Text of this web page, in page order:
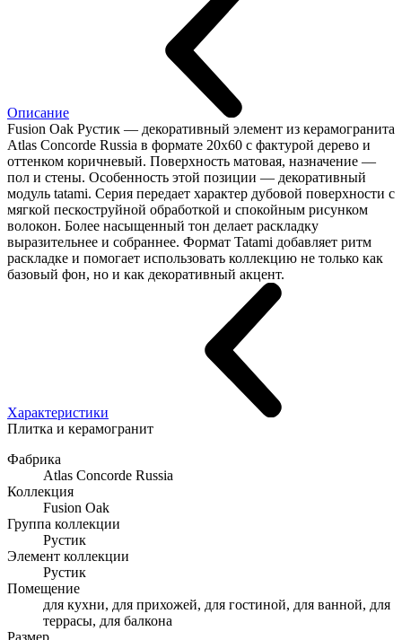
Описание
Fusion Oak Рустик — декоративный элемент из керамогранита
Atlas Concorde Russia в формате 20x60 с фактурой дерево и
оттенком коричневый. Поверхность матовая, назначение —
пол и стены. Особенность этой позиции — декоративный
модуль tatami. Серия передает характер дубовой поверхности с
мягкой пескоструйной обработкой и спокойным рисунком
волокон. Более насыщенный тон делает раскладку
выразительнее и собраннее. Формат Tatami добавляет ритм
раскладке и помогает использовать коллекцию не только как
базовый фон, но и как декоративный акцент.
Характеристики
Плитка и керамогранит
Фабрика
Atlas Concorde Russia
Коллекция
Fusion Oak
Группа коллекции
Рустик
Элемент коллекции
Рустик
Помещение
для кухни, для прихожей, для гостиной, для ванной, для
террасы, для балкона